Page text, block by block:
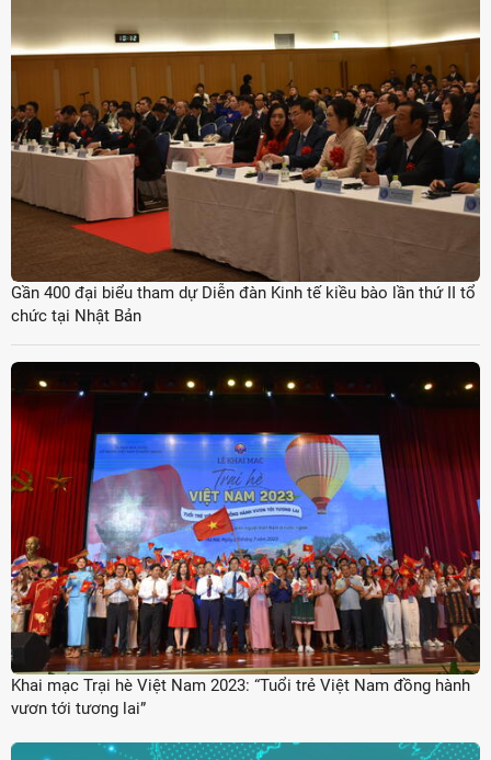
Gần 400 đại biểu tham dự Diễn đàn Kinh tế kiều bào lần thứ II tổ
chức tại Nhật Bản
Khai mạc Trại hè Việt Nam 2023: “Tuổi trẻ Việt Nam đồng hành
vươn tới tương lai”